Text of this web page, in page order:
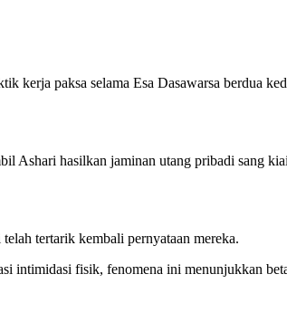
kerja paksa selama Esa Dasawarsa berdua
Ashari hasilkan jaminan utang pribadi sang
tertarik kembali pernyataan mereka.
intimidasi fisik, fenomena ini menunjukkan